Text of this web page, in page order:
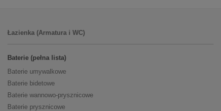
Łazienka (Armatura i WC)
Baterie (pełna lista)
Baterie umywalkowe
Baterie bidetowe
Baterie wannowo-prysznicowe
Baterie prysznicowe